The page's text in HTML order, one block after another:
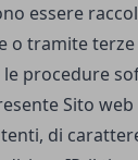
essere
o tramite
procedure
Sito
di